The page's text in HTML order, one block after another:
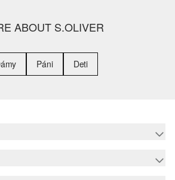
ABOUT S.OLIVER
Páni Deti